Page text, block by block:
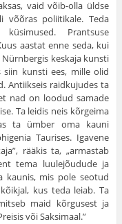
vaid võib-olla üldse
võõras poliitikale. Teda
Prantsuse
aastat enne seda, kui
keskaja kunsti
siin kunsti ees, mille olid
Antiikseis raidkujudes ta
nad on loodud samade
Ta leidis neis kõrgeima
ta ümber oma kauni
Taurises. Igavene
rääkis ta, „armastab
tema luulejõu­dude ja
kaunis, mis pole seotud
kus teda leiab. Ta
maid kõrgusest ja
või Saksimaal.”